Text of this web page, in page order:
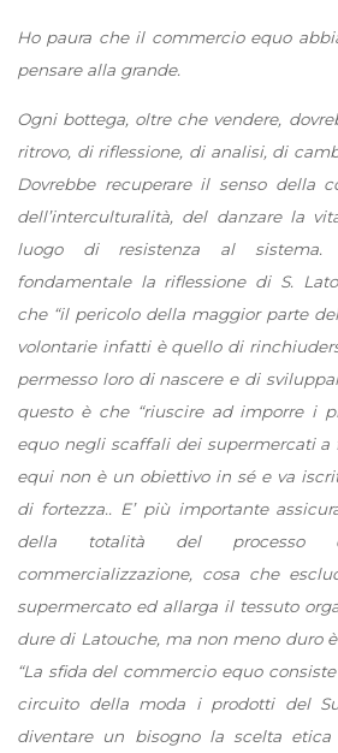
Ho paura che il commercio equo
pensare alla grande.
Ogni bottega, oltre che vendere,
ritrovo, di riflessione, di analisi, di
Dovrebbe recuperare il senso della
dell’interculturalità, del danzare la
luogo di resistenza al sistema.
fondamentale la riflessione di S.
che “il pericolo della maggior parte
volontarie infatti è quello di
permesso loro di nascere e di
questo è che “riuscire ad imporre i
equo negli scaffali dei supermercati
equi non è un obiettivo in sé e va
di fortezza.. E’ più importante
della totalità del processo
commercializzazione, cosa che
supermercato ed allarga il tessuto
dure di Latouche, ma non meno duro
“La sfida del commercio equo
circuito della moda i prodotti del
diventare un bisogno la scelta etica